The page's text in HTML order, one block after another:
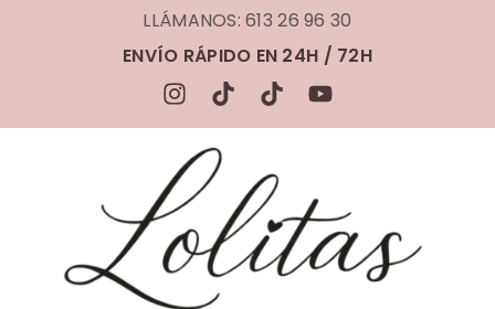
LLÁMANOS: 613 26 96 30
ENVÍO RÁPIDO EN 24H / 72H